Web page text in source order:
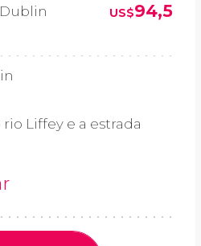
US$94,5
Liffey e a estrada